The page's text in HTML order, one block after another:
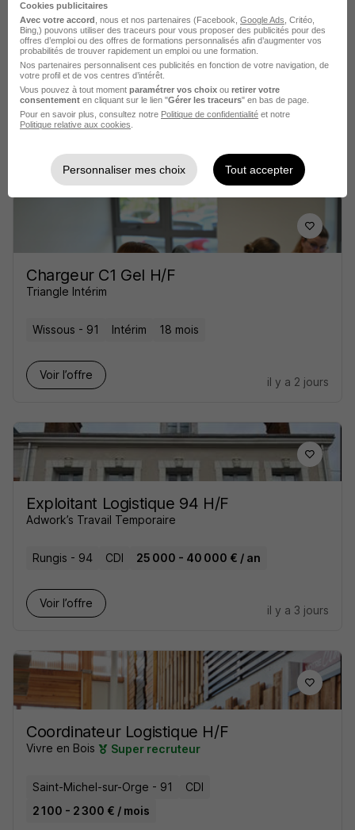
Ingénieur Chargé·e de Recherche
Scientifique H/F
Ecole supérieure de physique et de chimie
industrielles de la Ville de Paris
Paris 5e - 75 Fonctionnaire
il y a 1 jour
Chargeur C1 Gel H/F
Triangle Intérim
Wissous - 91 Intérim 18 mois
Voir l’offre
il y a 2 jours
Exploitant Logistique 94 H/F
Adwork’s Travail Temporaire
Rungis - 94 CDI 25 000 - 40 000 € / an
Voir l’offre
il y a 3 jours
Coordinateur Logistique H/F
Vivre en Bois Super recruteur
Saint-Michel-sur-Orge - 91
CDI
2 100 - 2 300 € / mois
Cookies publicitaires
Avec votre accord , nous et nos partenaires (Facebook, Google Ads , Critéo,
Bing,) pouvons utiliser des traceurs pour vous proposer des publicités pour des
offres d’emploi ou des offres de formations personnalisés afin d’augmenter vos
probabilités de trouver rapidement un emploi ou une formation.
Nos partenaires personnalisent ces publicités en fonction de votre navigation, de
votre profil et de vos centres d’intérêt.
Vous pouvez à tout moment paramétrer vos choix ou retirer votre
consentement en cliquant sur le lien "Gérer les traceurs" en bas de page.
Pour en savoir plus, consultez notre Politique de confidentialité et notre
Politique relative aux cookies
Personnaliser mes choix Tout accepter